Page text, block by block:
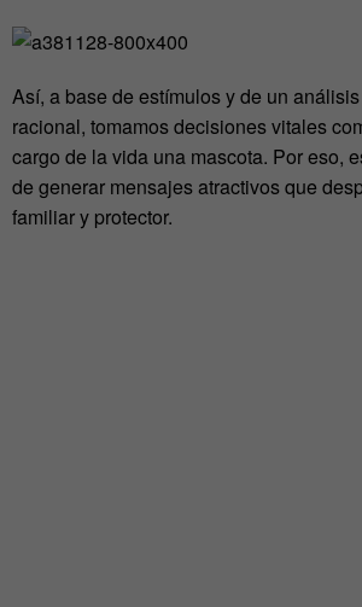
Así, a base de estímulos y de un
racional, tomamos decisiones vitales
cargo de la vida una mascota. Por eso,
de generar mensajes atractivos que
familiar y protector.